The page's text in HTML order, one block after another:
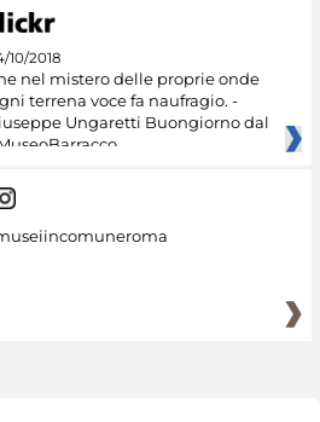
10/2018
nel mistero delle proprie onde
terrena voce fa naufragio. -
Ungaretti Buongiorno dal